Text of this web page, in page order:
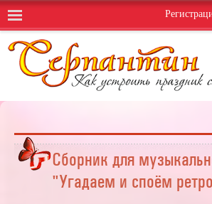
Сборник для
"Угадаем и споём